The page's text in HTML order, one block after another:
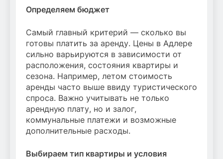
Определяем бюджет
Самый главный критерий — сколько вы
готовы платить за аренду. Цены в Адлере
сильно варьируются в зависимости от
расположения, состояния квартиры и
сезона. Например, летом стоимость
аренды часто выше ввиду туристического
спроса. Важно учитывать не только
арендную плату, но и залог,
коммунальные платежи и возможные
дополнительные расходы.
Выбираем тип квартиры и условия